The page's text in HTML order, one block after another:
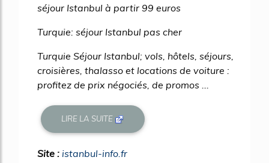
séjour Istanbul à partir 99 euros
Turquie: séjour Istanbul pas cher
Turquie Séjour Istanbul; vols, hôtels, séjours,
croisières, thalasso et locations de voiture :
profitez de prix négociés, de promos ...
LIRE LA SUITE
Site : istanbul-info.fr